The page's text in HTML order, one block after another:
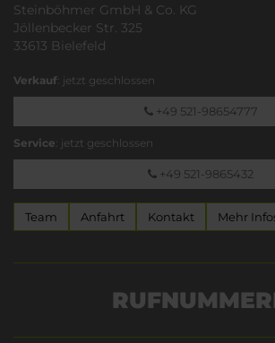
Steinböhmer GmbH & Co. KG
Jöllenbecker Str. 325
33613 Bielefeld
Verkauf: jetzt geschlossen
+49 521-98654777
Service: jetzt geschlossen
+49 521-9865432
Team Anfahrt Kontakt Mehr